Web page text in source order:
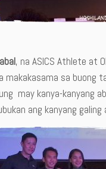
, na ASICS Athlete at
sa
may kanya-kanyang
ang kanyang galing